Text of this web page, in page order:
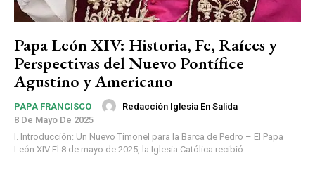
Papa León XIV: Historia, Fe, Raíces y
Perspectivas del Nuevo Pontífice
Agustino y Americano
PAPA FRANCISCO Redacción Iglesia En Salida -
8 De Mayo De 2025
I. Introducción: Un Nuevo Timonel para la Barca de Pedro – El Papa
León XIV El 8 de mayo de 2025, la Iglesia Católica recibió...